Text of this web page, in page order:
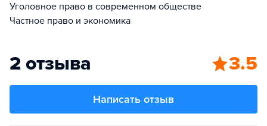
Уголовное право в современном обществе
Частное право и экономика
2 отзыва 3.5
Написать отзыв